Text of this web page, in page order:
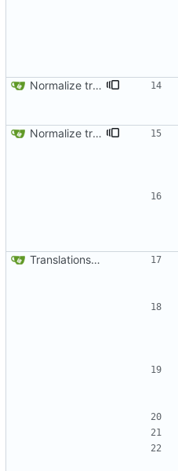
Normalize translation key for preferences categories
Normalize translation key for user prefrerences
Translations update from Weblate (